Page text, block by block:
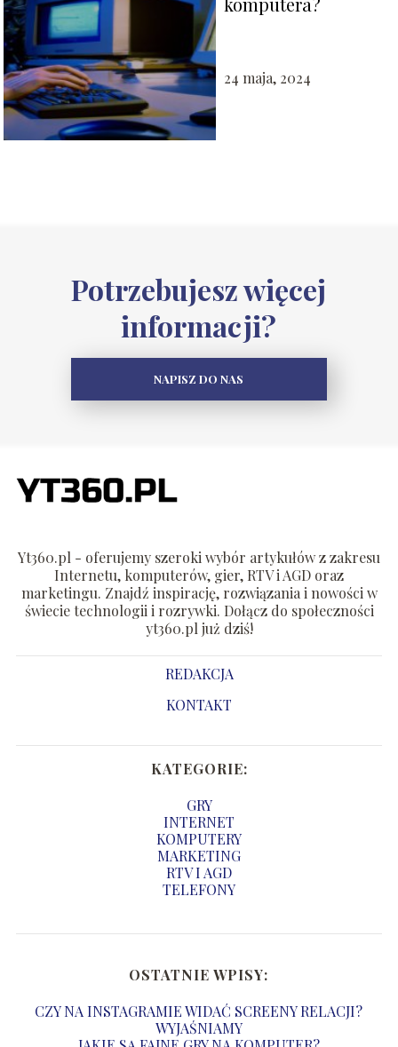
24 maja, 2024
Potrzebujesz więcej
informacji?
NAPISZ DO NAS
Yt360.pl - oferujemy szeroki wybór artykułów z zakresu
Internetu, komputerów, gier, RTV i AGD oraz
marketingu. Znajdź inspirację, rozwiązania i nowości w
świecie technologii i rozrywki. Dołącz do społeczności
yt360.pl już dziś!
REDAKCJA
KONTAKT
KATEGORIE:
GRY
INTERNET
KOMPUTERY
MARKETING
RTV I AGD
TELEFONY
OSTATNIE WPISY:
CZY NA INSTAGRAMIE WIDAĆ SCREENY RELACJI?
WYJAŚNIAMY